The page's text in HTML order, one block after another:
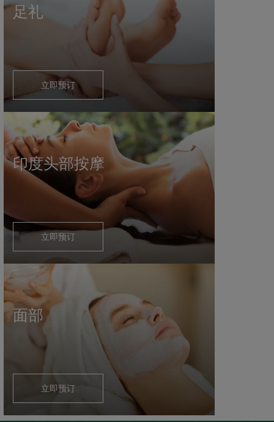
足礼
立即预订
印度头部按摩
立即预订
面部
立即预订